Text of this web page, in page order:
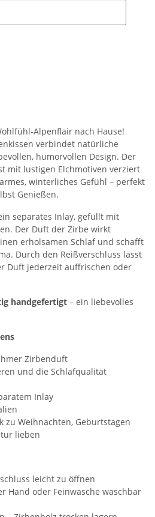
Alpenflair nach Hause!
verbindet natürliche
humorvollen Design. Der
mit lustigen Elchmotiven verziert
winterliches Gefühl – perfekt
Genießen.
separates Inlay, gefüllt mit
Der Duft der Zirbe wirkt
erholsamen Schlaf und schafft
Durch den Reißverschluss lässt
Duft jederzeit auffrischen oder
handgefertigt – ein liebevolles
Zirbenduft
und die Schlafqualität
Inlay
zu Weihnachten, Geburtstagen
lieben
leicht zu öffnen
Hand oder Feinwäsche waschbar